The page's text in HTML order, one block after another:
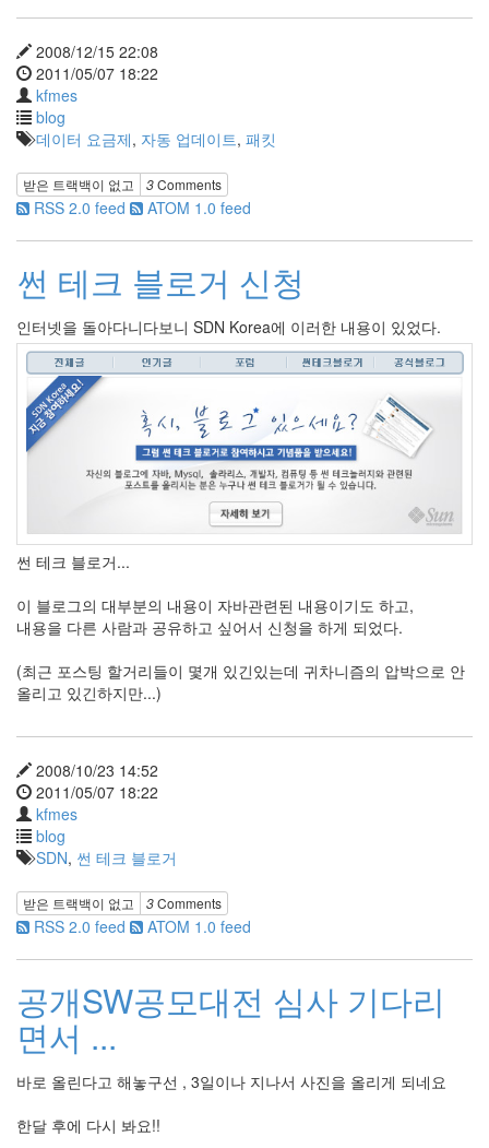
2008/12/15 22:08
2011/05/07 18:22
kfmes
blog
데이터 요금제, 자동 업데이트, 패킷
받은 트랙백이 없고 3Comments
RSS 2.0 feed ATOM 1.0 feed
썬 테크 블로거 신청
인터넷을 돌아다니다보니 SDN Korea에 이러한 내용이 있었다.
썬 테크 블로거...
이 블로그의 대부분의 내용이 자바관련된 내용이기도 하고,
내용을 다른 사람과 공유하고 싶어서 신청을 하게 되었다.
(최근 포스팅 할거리들이 몇개 있긴있는데 귀차니즘의 압박으로 안
올리고 있긴하지만...)
2008/10/23 14:52
2011/05/07 18:22
kfmes
blog
SDN, 썬 테크 블로거
받은 트랙백이 없고 3Comments
RSS 2.0 feed ATOM 1.0 feed
공개SW공모대전 심사 기다리
면서 ...
바로 올린다고 해놓구선 , 3일이나 지나서 사진을 올리게 되네요
한달 후에 다시 봐요!!
베
리
파
이
0
눅
스
발
72
6
윈
도
우
5
Java
Assembly
1
PHP
0
HTML,JS
3
eclipse
1
psp
질
5
기
타
0
모
13
1
경
영
3
지
3